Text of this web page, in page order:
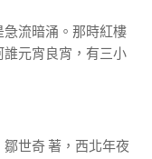
流暗涌。那時紅樓
元宵良宵，有三小
鄒世奇 著，西北年夜